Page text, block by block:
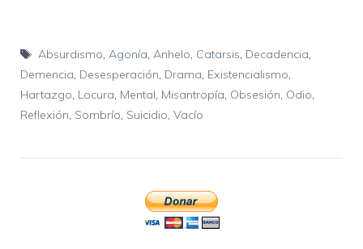
Etiquetas
Absurdismo, Agonía, Anhelo, Catarsis, Decadencia,
Demencia, Desesperación, Drama, Existencialismo,
Hartazgo, Locura, Mental, Misantropía, Obsesión, Odio,
Reflexión, Sombrío, Suicidio, Vacío